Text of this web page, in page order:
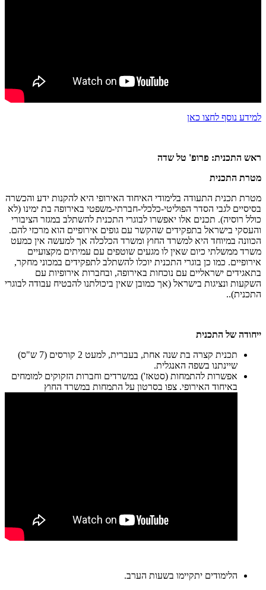
למידע נוסף לחצו כאן
ראש התכנית: פרופ' טל שדה
מטרת התכנית
מטרת תכנית התעודה בלימודי האיחוד האירופי היא להקנות ידע והכשרה
בסיסיים לגבי הסדר הפוליטי-כלכלי-חברתי-משפטי באירופה בת ימינו (לא
כולל רוסיה). תכנים אלו יאפשרו לבוגרי התכנית להשתלב במגזר הציבורי
והעסקי בישראל בתפקידים שהקשר עם גופים אירופיים הוא מרכזי להם.
הכוונה במיוחד היא למשרד החוץ ומשרד הכלכלה אך למעשה אין כמעט
משרד ממשלתי כיום שאין לו מגעים שוטפים עם עמיתים מקצועיים
אירופיים. כמו כן בוגרי התכנית יוכלו להשתלב לתפקידים במכוני מחקר,
בתאגידים ישראליים עם נוכחות באירופה, ובחברות אירופיות עם
השקעות ונציגות בישראל (אך כמובן שאין ביכולתנו להבטיח עבודה לבוגרי
התכנית)..
ייחודה של התכנית
תכנית קצרה בת שנה אחת, בעברית, למעט 2 קורסים (7 ש"ס)
שיינתנו בשפה האנגלית.
אפשרות להתמחות (סטאז') במשרדים וחברות הזקוקים למומחים
באיחוד האירופי. צפו בסרטון על התמחות במשרד החוץ
הלימודים יתקיימו בשעות הערב.